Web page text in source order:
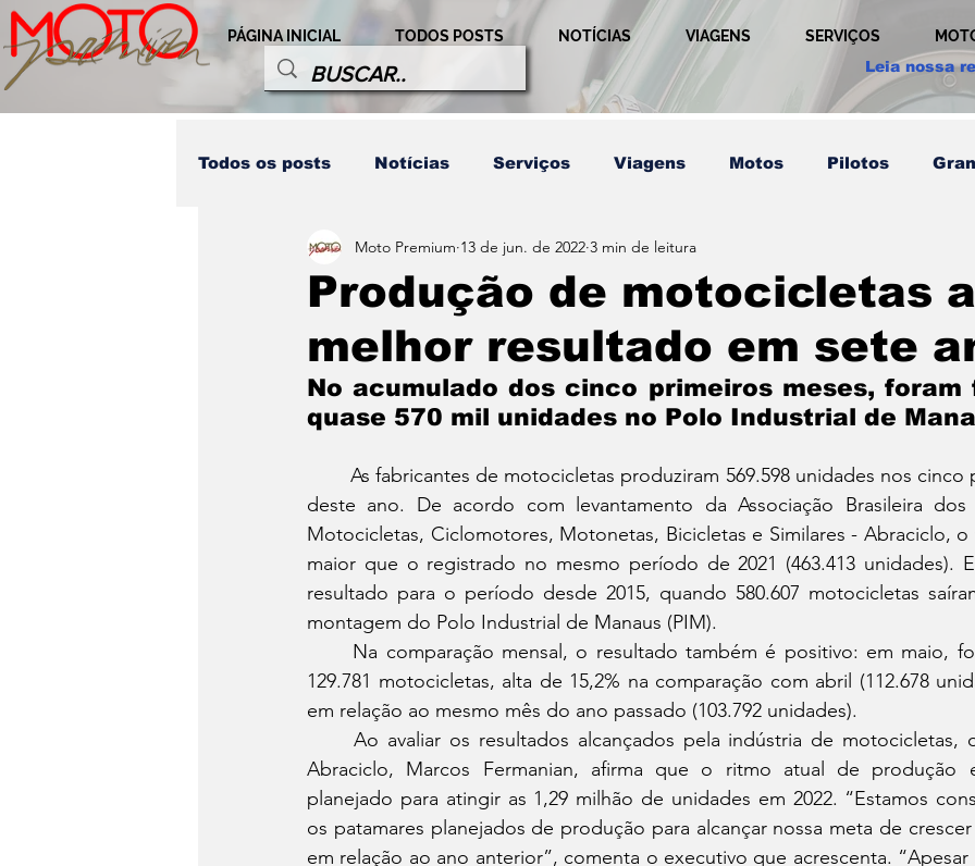
PÁGINA INICIAL TODOS POSTS NOTÍCIAS VIAGENS SERVIÇOS
Leia nossa
Todos os posts Notícias Serviços Viagens Motos Pilotos
Destaques Honda Competição Técnicas
Modalidades Personagem Pilotos Relação Publicidade
Home LD Destaques Últimos Post
Produção de motocicletas
melhor resultado em sete
Moto Premium 13 de jun. de 2022 3 min de leitura
No acumulado dos cinco primeiros meses, foram
quase 570 mil unidades no Polo Industrial de
	As fabricantes de motocicletas produziram 569.598 unidades nos cinco primeiros meses
deste ano. De acordo com levantamento da Associação Brasileira dos
Motocicletas, Ciclomotores, Motonetas, Bicicletas e Similares - Abraciclo, o
maior que o registrado no mesmo período de 2021 (463.413 unidades).
resultado para o período desde 2015, quando 580.607 motocicletas
montagem do Polo Industrial de Manaus (PIM).
129.781 motocicletas, alta de 15,2% na comparação com abril (112.678
em relação ao mesmo mês do ano passado (103.792 unidades).
Abraciclo, Marcos Fermanian, afirma que o ritmo atual de produção
planejado para atingir as 1,29 milhão de unidades em 2022. “Estamos
os patamares planejados de produção para alcançar nossa meta de
em relação ao ano anterior”, comenta o executivo que acrescenta.